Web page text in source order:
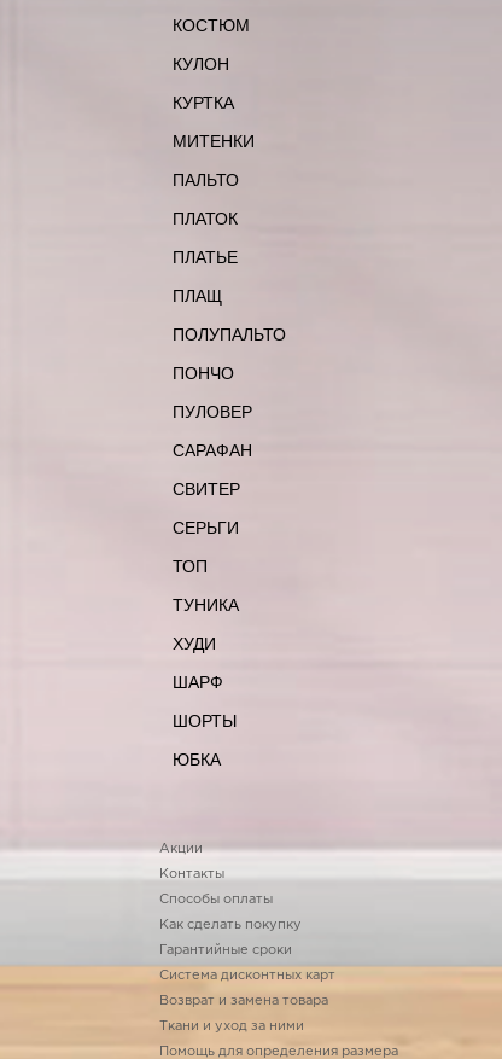
КОСТЮМ
КУЛОН
КУРТКА
МИТЕНКИ
ПАЛЬТО
ПЛАТОК
ПЛАТЬЕ
ПЛАЩ
ПОЛУПАЛЬТО
ПОНЧО
ПУЛОВЕР
САРАФАН
СВИТЕР
СЕРЬГИ
ТОП
ТУНИКА
ХУДИ
ШАРФ
ШОРТЫ
ЮБКА
Акции
Контакты
Способы оплаты
Как сделать покупку
Гарантийные сроки
Система дисконтных карт
Возврат и замена товара
Ткани и уход за ними
Помощь для определения размера